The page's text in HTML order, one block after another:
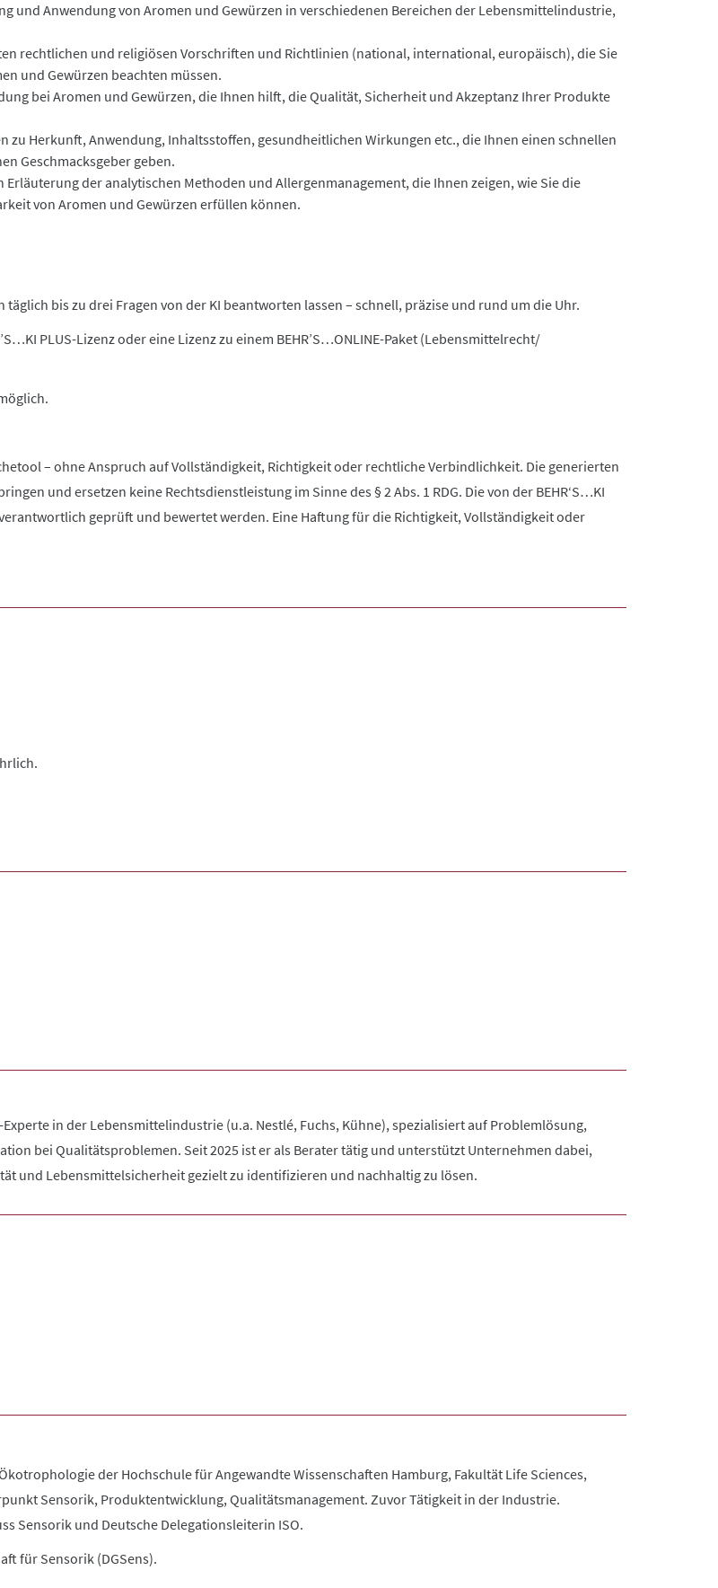
und Anwendung von Aromen und Gewürzen in verschiedenen Bereichen der Lebensmittelindustrie,
rechtlichen und religiösen Vorschriften und Richtlinien (national, international, europäisch), die Sie
und Gewürzen beachten müssen.
bei Aromen und Gewürzen, die Ihnen hilft, die Qualität, Sicherheit und Akzeptanz Ihrer Produkte
zu Herkunft, Anwendung, Inhaltsstoffen, gesundheitlichen Wirkungen etc., die Ihnen einen schnellen
Geschmacksgeber geben.
der analytischen Methoden und Allergenmanagement, die Ihnen zeigen, wie Sie die
von Aromen und Gewürzen erfüllen können.
bis zu drei Fragen von der KI beantworten lassen – schnell, präzise und rund um die Uhr.
PLUS-Lizenz oder eine Lizenz zu einem BEHR’S…ONLINE-Paket (Lebensmittelrecht/
– ohne Anspruch auf Vollständigkeit, Richtigkeit oder rechtliche Verbindlichkeit. Die generierten
und ersetzen keine Rechtsdienstleistung im Sinne des § 2 Abs. 1 RDG. Die von der BEHR‘S…KI
geprüft und bewertet werden. Eine Haftung für die Richtigkeit, Vollständigkeit oder
in der Lebensmittelindustrie (u.a. Nestlé, Fuchs, Kühne), spezialisiert auf Problemlösung,
bei Qualitätsproblemen. Seit 2025 ist er als Berater tätig und unterstützt Unternehmen dabei,
und Lebensmittelsicherheit gezielt zu identifizieren und nachhaltig zu lösen.
der Hochschule für Angewandte Wissenschaften Hamburg, Fakultät Life Sciences,
Sensorik, Produktentwicklung, Qualitätsmanagement. Zuvor Tätigkeit in der Industrie.
Sensorik und Deutsche Delegationsleiterin ISO.
für Sensorik (DGSens).